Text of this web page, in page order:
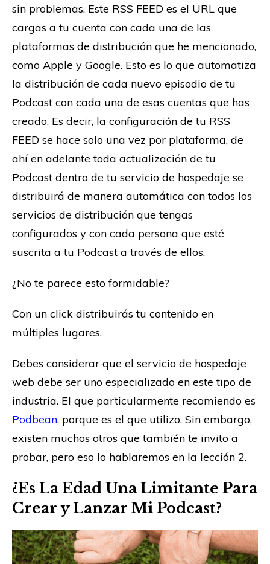
sin problemas. Este RSS FEED es el URL que
cargas a tu cuenta con cada una de las
plataformas de distribución que he mencionado,
como Apple y Google. Esto es lo que automatiza
la distribución de cada nuevo episodio de tu
Podcast con cada una de esas cuentas que has
creado. Es decir, la configuración de tu RSS
FEED se hace solo una vez por plataforma, de
ahí en adelante toda actualización de tu
Podcast dentro de tu servicio de hospedaje se
distribuirá de manera automática con todos los
servicios de distribución que tengas
configurados y con cada persona que esté
suscrita a tu Podcast a través de ellos.
¿No te parece esto formidable?
Con un click distribuirás tu contenido en
múltiples lugares.
Debes considerar que el servicio de hospedaje
web debe ser uno especializado en este tipo de
industria. El que particularmente recomiendo es
Podbean, porque es el que utilizo. Sin embargo,
existen muchos otros que también te invito a
probar, pero eso lo hablaremos en la lección 2.
¿Es La Edad Una Limitante Para
Crear y Lanzar Mi Podcast?